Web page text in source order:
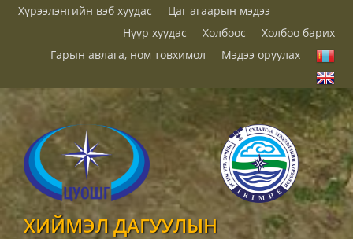
Хүрээлэнгийн вэб хуудас
Цаг агаарын мэдээ
Нүүр хуудас
Холбоос
Холбоо барих
Гарын авлага, ном товхимол
Мэдээ оруулах
ХИЙМЭЛ ДАГУУЛЫН